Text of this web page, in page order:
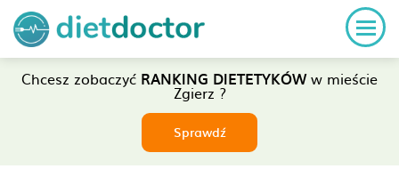
Chcesz zobaczyć RANKING DIETETYKÓWw mieście
Zgierz ?
Sprawdź